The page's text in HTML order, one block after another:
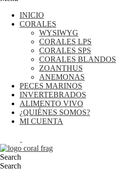
INICIO
CORALES
WYSIWYG
CORALES LPS
CORALES SPS
CORALES BLANDOS
ZOANTHUS
ANEMONAS
PECES MARINOS
INVERTEBRADOS
ALIMENTO VIVO
¿QUIÉNES SOMOS?
MI CUENTA
Search
Search